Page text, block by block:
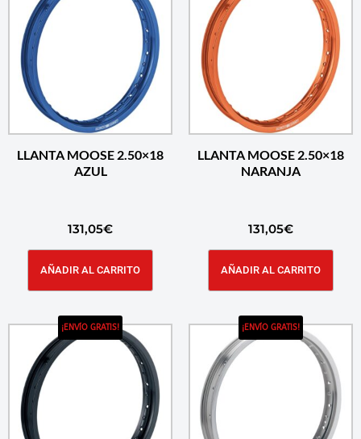
LLANTA MOOSE 2.50×18
AZUL
131,05€
AÑADIR AL CARRITO
LLANTA MOOSE 2.50×18
NARANJA
131,05€
AÑADIR AL CARRITO
¡ENVÍO GRATIS! ¡ENVÍO GRATIS!